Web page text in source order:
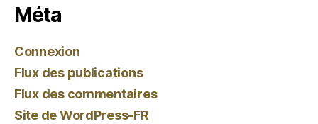
Méta
Connexion
Flux des publications
Flux des commentaires
Site de WordPress-FR